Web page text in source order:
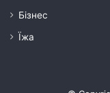
Бізнес
Їжа